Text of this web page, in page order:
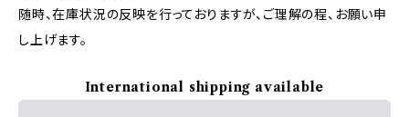
随時、在庫状況の反映を行っておりますが、ご理解の程、お願い申
し上げます。
International shipping available